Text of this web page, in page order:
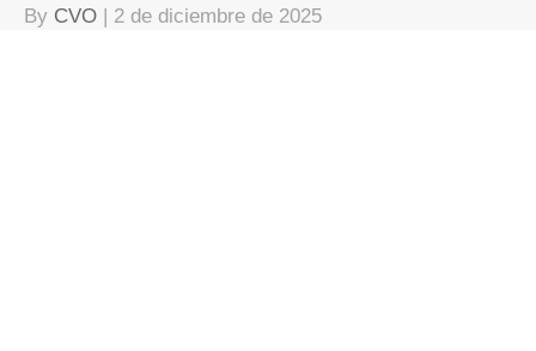
By CVO | 2 de diciembre de 2025